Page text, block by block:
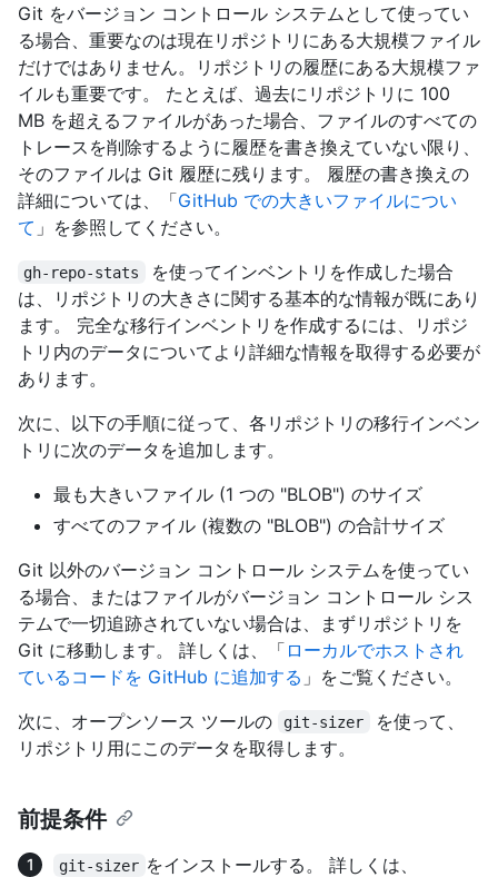
Git をバージョン コントロール システムとして使ってい
る場合、重要なのは現在リポジトリにある大規模ファイル
だけではありません。リポジトリの履歴にある大規模ファ
イルも重要です。 たとえば、過去にリポジトリに 100
MB を超えるファイルがあった場合、ファイルのすべての
トレースを削除するように履歴を書き換えていない限り、
そのファイルは Git 履歴に残ります。 履歴の書き換えの
詳細については、「GitHub での大きいファイルについ
て 」を参照してください。
gh-repo-stats
を使ってインベントリを作成した場合
は、リポジトリの大きさに関する基本的な情報が既にあり
ます。 完全な移行インベントリを作成するには、リポジ
トリ内のデータについてより詳細な情報を取得する必要が
あります。
次に、以下の手順に従って、各リポジトリの移行インベン
トリに次のデータを追加します。
最も大きいファイル (1 つの "BLOB") のサイズ
すべてのファイル (複数の "BLOB") の合計サイズ
Git 以外のバージョン コントロール システムを使ってい
る場合、またはファイルがバージョン コントロール シス
テムで一切追跡されていない場合は、まずリポジトリを
Git に移動します。 詳しくは、「 ローカルでホストされ
ているコードを GitHub に追加する 」をご覧ください。
次に、オープンソース ツールの
git-sizer
を使って、
リポジトリ用にこのデータを取得します。
前提条件
git-sizer をインストールする。 詳しくは、